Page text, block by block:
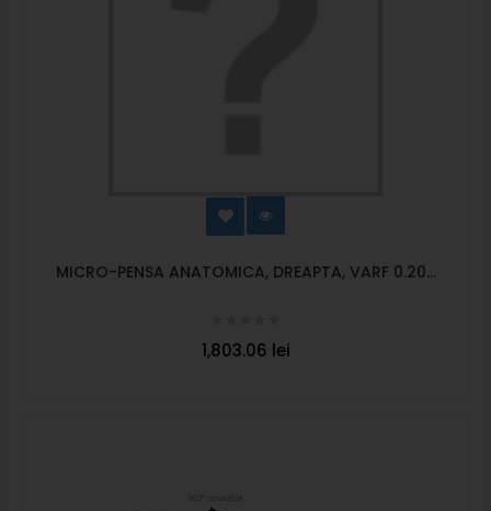
MICRO-PENSA ANATOMICA, DREAPTA, VARF 0.20...
1,803.06 lei